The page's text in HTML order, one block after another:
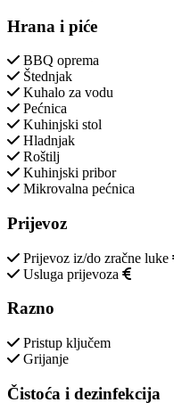
Hrana i piće
BBQ oprema
Štednjak
Kuhalo za vodu
Pećnica
Kuhinjski stol
Hladnjak
Roštilj
Kuhinjski pribor
Mikrovalna pećnica
Prijevoz
Prijevoz iz/do zračne luke
Usluga prijevoza
Razno
Pristup ključem
Grijanje
Čistoća i dezinfekcija